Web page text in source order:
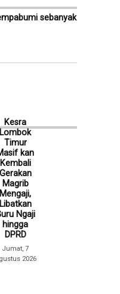
sebanyak
Kesra
Lombok
Timur
kan
Kembali
Gerakan
Magrib
Mengaji,
Libatkan
Ngaji
hingga
DPRD
Jumat, 7
2026